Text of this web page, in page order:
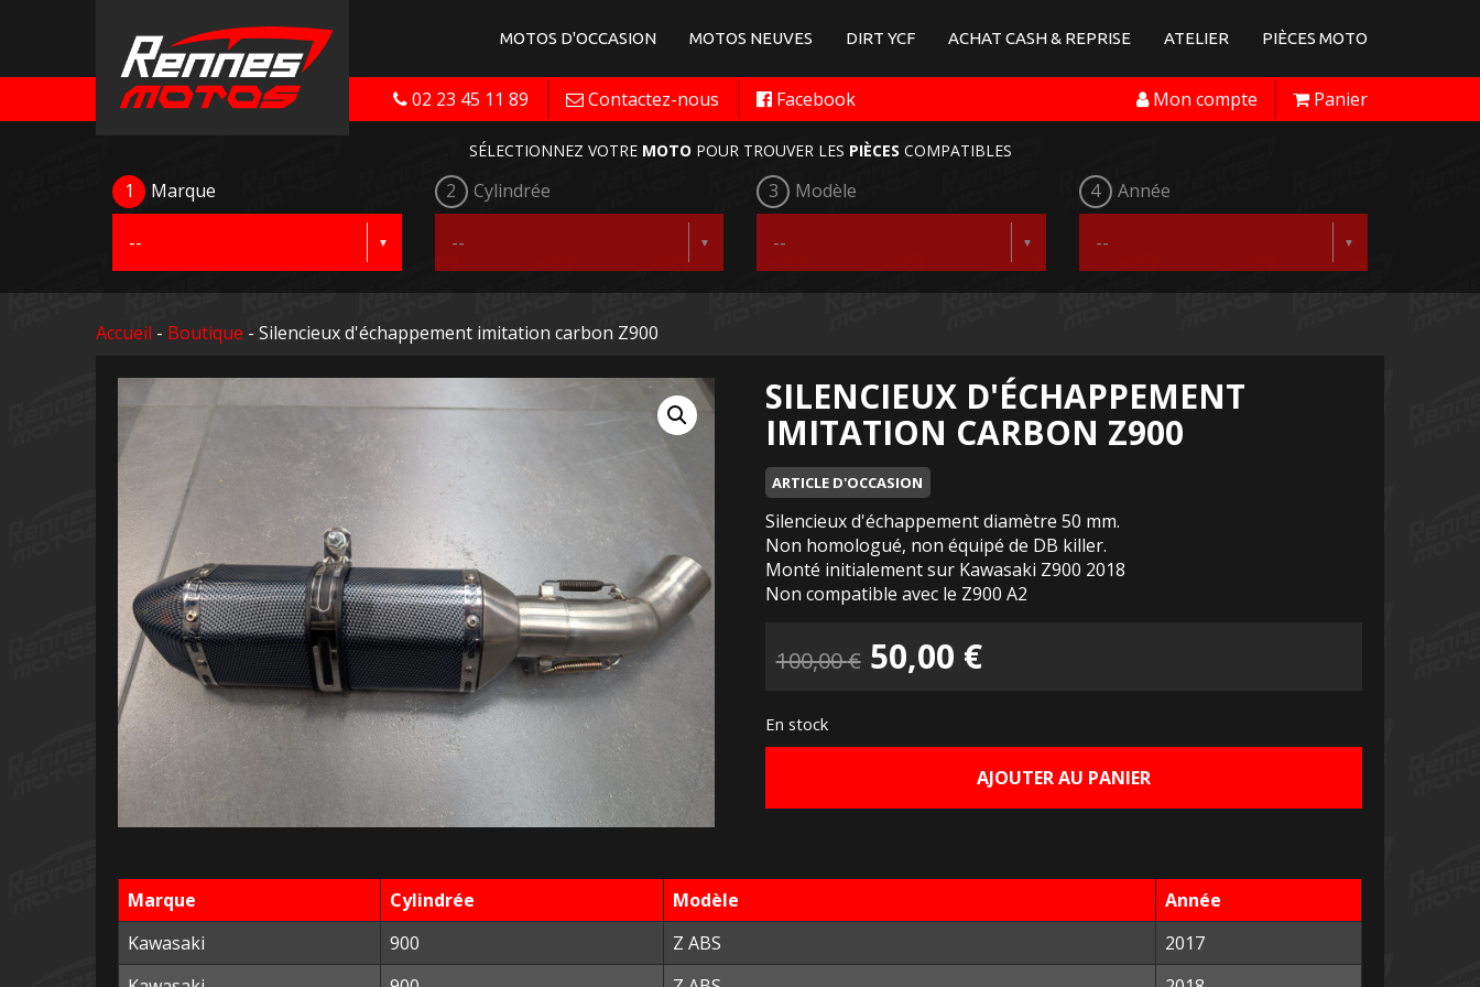
MOTOS D'OCCASION MOTOS NEUVES DIRT YCF ACHAT CASH & REPRISE ATELIER PIÈCES MOTO
02 23 45 11 89 Contactez-nous Facebook Panier
Mon compte
SÉLECTIONNEZ VOTRE MOTO POUR TROUVER LES PIÈCES COMPATIBLES
1 Marque 2 Cylindrée 3 Modèle 4 Année
Accueil - Boutique - Silencieux d'échappement imitation carbon Z900
SILENCIEUX D'ÉCHAPPEMENT
IMITATION CARBON Z900
ARTICLE D'OCCASION
Silencieux d'échappement diamètre 50 mm.
Non homologué, non équipé de DB killer.
Monté initialement sur Kawasaki Z900 2018
Non compatible avec le Z900 A2
100,00€ Le
initial
50,00 €Le
actuel
est :
En stock
AJOUTER AU PANIER
Marque Cylindrée Modèle
Année
Kawasaki
900 Z ABS
2017